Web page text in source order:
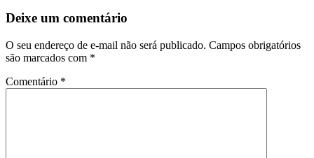
Deixe um comentário
O seu endereço de e-mail não será publicado. Campos obrigatórios
são marcados com *
Comentário *